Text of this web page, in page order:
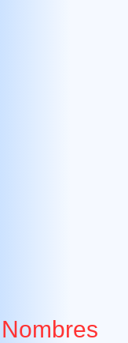
Nombres